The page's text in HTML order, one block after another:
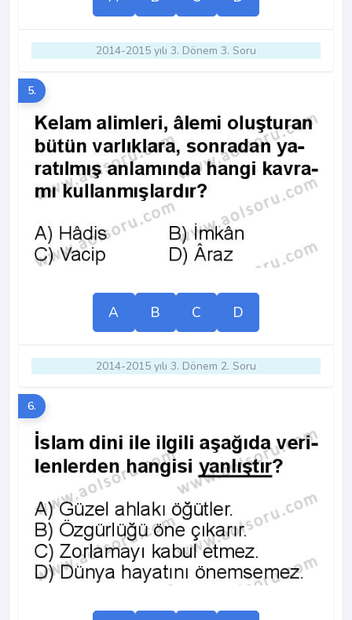
2014-2015 yılı 3. Dönem 3. Soru
5.
A B C D
2014-2015 yılı 3. Dönem 2. Soru
6.